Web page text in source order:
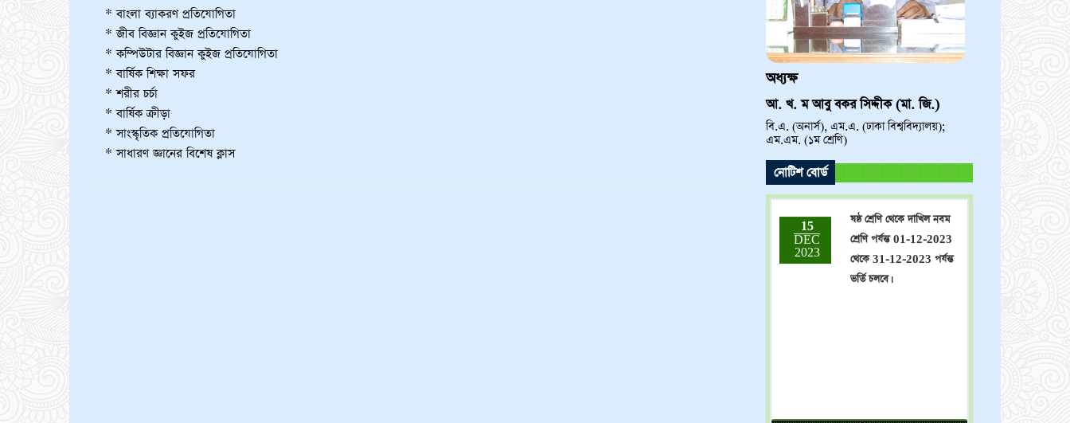
* বাংলা ব্যাকরণ প্রতিযোগিতা
* জীব বিজ্ঞান কুইজ প্রতিযোগিতা
* কম্পিউটার বিজ্ঞান কুইজ প্রতিযোগিতা
* বার্ষিক শিক্ষা সফর
* শরীর চর্চা
* বার্ষিক ক্রীড়া
* সাংস্কৃতিক প্রতিযোগিতা
* সাধারণ জ্ঞানের বিশেষ ক্লাস
অধ্যক্ষ
আ. খ. ম আবু বকর সিদ্দীক (মা. জি.)
বি.এ. (অনার্স), এম.এ. (ঢাকা বিশ্ববিদ্যালয়);
এম.এম. (১ম শ্রেণি)
নোটিশ বোর্ড
15
DEC
ভর্তি চলছে! ভর্তি চলছে! ভর্তি
15
2023
শ্রেণি পর্যন্ত 01-12-2023
থেকে 31-12-2023 পর্যন্ত
ভর্তি চলবে।